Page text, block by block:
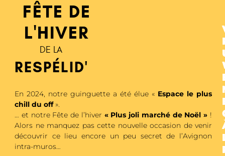
FÊTE DE
L'HIVER
DE LA
RESPÉLID'
En 2024, notre guinguette a été élue « Espace le plus
chill du off».
… et notre Fête de l’hiver « Plus joli marché de Noël » !
Alors ne manquez pas cette nouvelle occasion de venir
découvrir ce lieu encore un peu secret de l’Avignon
intra-muros…